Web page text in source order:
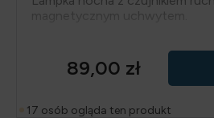
89,00 zł
17 osób ogląda ten produkt